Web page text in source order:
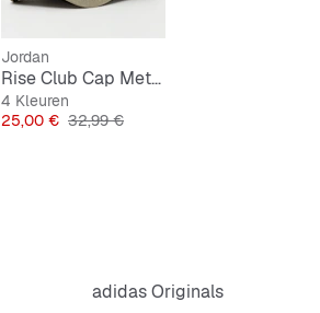
Jordan
Rise Club Cap Metal Jumpman
4 Kleuren
Prijs
25,00 € Originele Prijs
32,99 €
adidas Originals